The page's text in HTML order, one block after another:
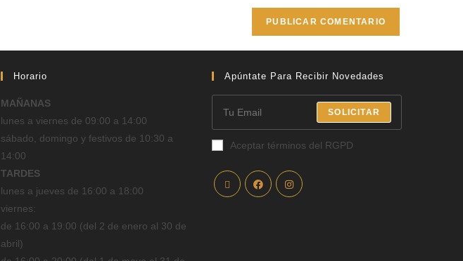
Horario
MAÑANAS
lunes a viernes de 09:00 a 14:00
sábado, domingo y festivos de 10:30 a
14:00
TARDES
lunes a jueves de 16:00 a 18:00
viernes:
de 16:00 a 19:00 (del 2 de enero al 30 de
abril)
Apúntate Para Recibir Novedades
SOLICITAR
Aceptar términos del RGPD